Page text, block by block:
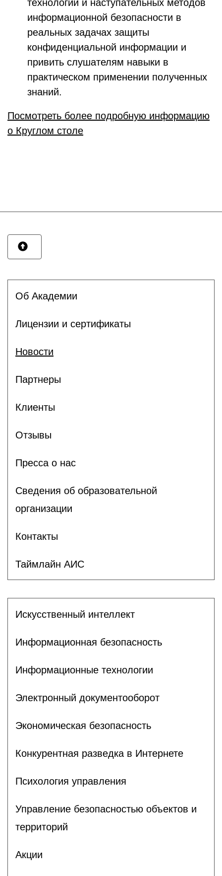
технологий и наступательных методов
информационной безопасности в
реальных задачах защиты
конфиденциальной информации и
привить слушателям навыки в
практическом применении полученных
знаний.
Посмотреть более подробную информацию
о Круглом столе
Об Академии
Лицензии и сертификаты
Новости
Партнеры
Клиенты
Отзывы
Пресса о нас
Сведения об образовательной
организации
Контакты
Таймлайн АИС
Искусственный интеллект
Информационная безопасность
Информационные технологии
Электронный документооборот
Экономическая безопасность
Конкурентная разведка в Интернете
Психология управления
Управление безопасностью объектов и
территорий
Акции